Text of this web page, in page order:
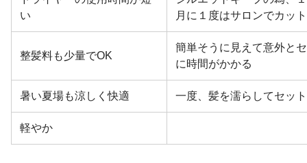
い
月に１度はサロンでカット
整髪料も少量でOK
簡単そうに見えて意外と
に時間がかかる
暑い夏場も涼しく快適 一度、髪を濡らしてセット
軽やか